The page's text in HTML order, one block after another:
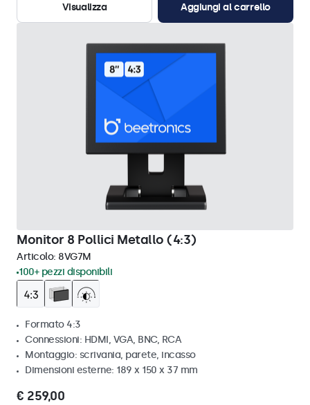
Visualizza
Aggiungi al carrello
Monitor 8 Pollici Metallo (4:3)
Articolo: 8VG7M
100+ pezzi disponibili
Formato 4:3
Connessioni: HDMI, VGA, BNC, RCA
Montaggio: scrivania, parete, incasso
Dimensioni esterne: 189 x 150 x 37 mm
€ 259,00